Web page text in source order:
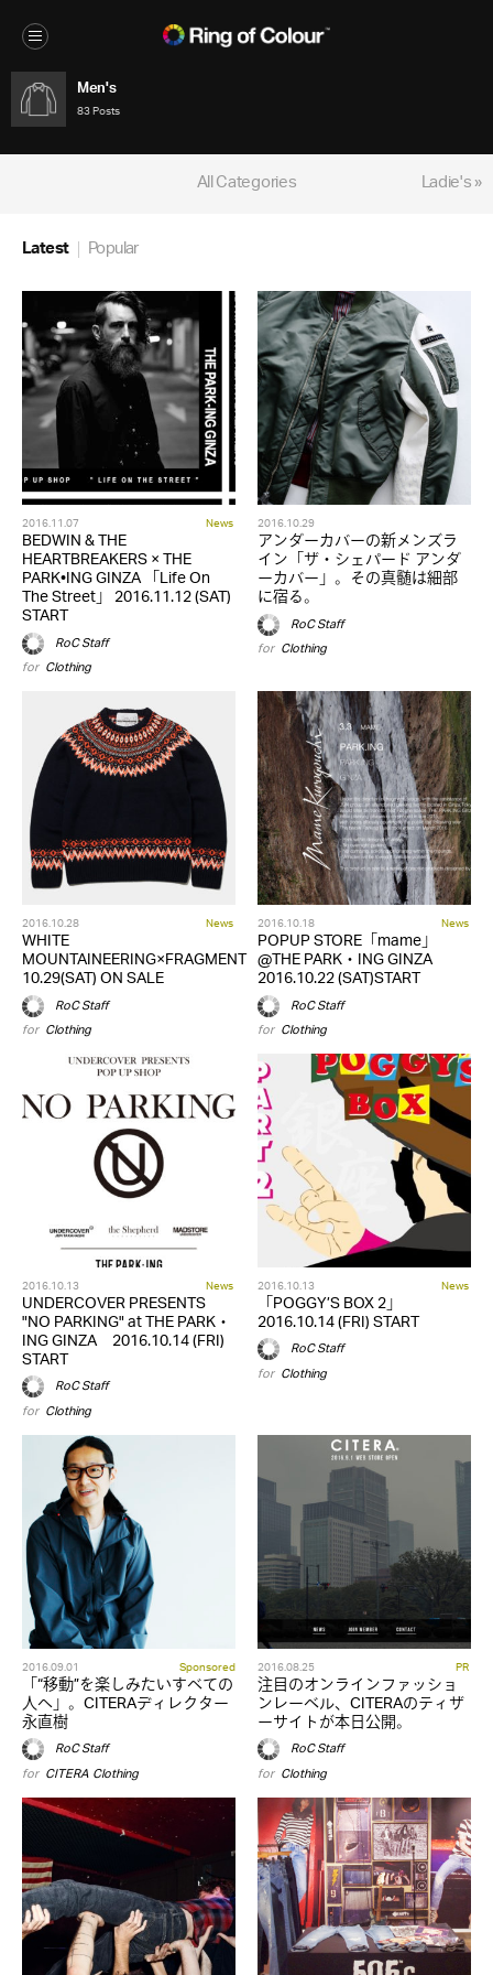
Men's
83 Posts
Ladie's »
All Categories
Latest Popular
2016.11.07 News
BEDWIN & THE
HEARTBREAKERS × THE
PARK•ING GINZA 「Life On
The Street」 2016.11.12 (SAT)
START
RoC Staff
for Clothing
2016.10.29
アンダーカバーの新メンズラ
イン「ザ・シェパード アンダ
ーカバー」。その真髄は細部
に宿る。
RoC Staff
for Clothing
2016.10.28 News
WHITE
MOUNTAINEERING×FRAGMENT
10.29(SAT) ON SALE
RoC Staff
for Clothing
2016.10.18 News
POPUP STORE「mame」
@THE PARK・ING GINZA
2016.10.22 (SAT)START
RoC Staff
for Clothing
2016.10.13 News
UNDERCOVER PRESENTS
"NO PARKING" at THE PARK・
ING GINZA 2016.10.14 (FRI)
START
RoC Staff
for Clothing
2016.10.13 News
「POGGY’S BOX 2」
2016.10.14 (FRI) START
RoC Staff
for Clothing
2016.09.01 Sponsored
「“移動”を楽しみたいすべての
人へ」。CITERAディレクター
永直樹
RoC Staff
for CITERA,Clothing
2016.08.25 PR
注目のオンラインファッショ
ンレーベル、CITERAのティザ
ーサイトが本日公開。
RoC Staff
for Clothing